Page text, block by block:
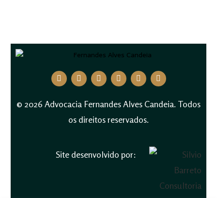
© 2026 Advocacia Fernandes Alves Candeia. Todos
os direitos reservados.
Site desenvolvido por: